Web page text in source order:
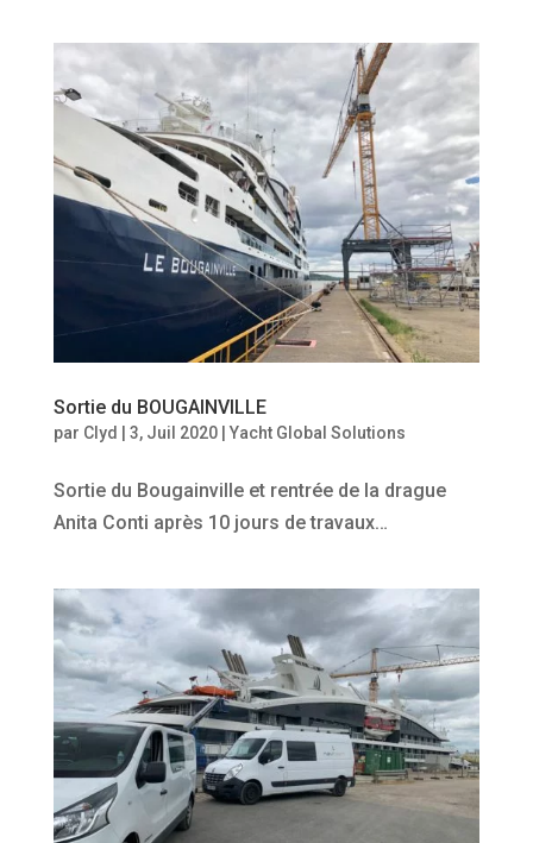
Sortie du BOUGAINVILLE
par Clyd 3, Juil 2020| Yacht Global Solutions
Sortie du Bougainville et rentrée de la drague
Anita Conti après 10 jours de travaux…